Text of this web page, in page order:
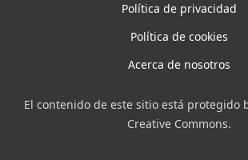
Política de privacidad
Política de cookies
Acerca de nosotros
El contenido de este sitio está protegido
Creative Commons.